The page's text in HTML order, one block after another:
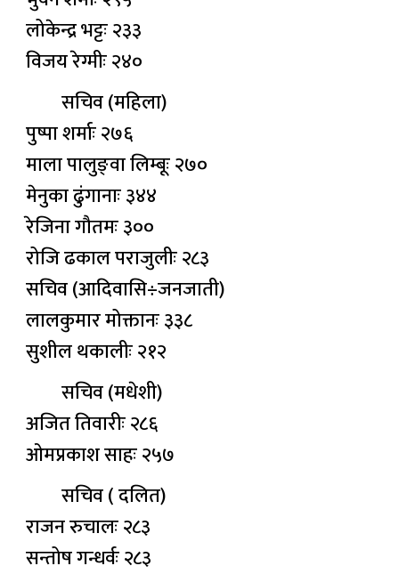
लोकेन्द्र भट्टः २३३
विजय रेग्मीः २४०
सचिव (महिला)
पुष्पा शर्माः २७६
माला पालुङ्वा लिम्बूः २७०
मेनुका ढुंगानाः ३४४
रेजिना गौतमः ३००
रोजि ढकाल पराजुलीः २८३
सचिव (आदिवासि÷जनजाती)
लालकुमार मोक्तानः ३३८
सुशील थकालीः २१२
सचिव (मधेशी)
अजित तिवारीः २८६
ओमप्रकाश साहः २५७
सचिव ( दलित)
राजन रुचालः २८३
सन्तोष गन्धर्वः २८३